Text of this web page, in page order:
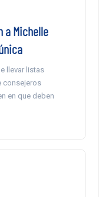
a Michelle
llevar listas
consejeros
en que deben